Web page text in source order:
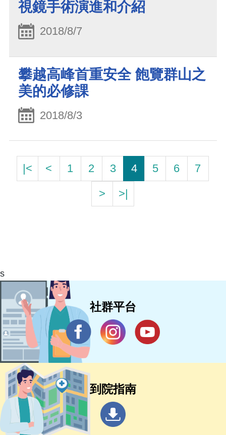
視鏡手術演進和介紹
2018/8/7
攀越高峰首重安全 飽覽群山之
美的必修課
2018/8/3
|< < 1 2 3 4 5 6
7
>
>|
s
社群平台
到院指南